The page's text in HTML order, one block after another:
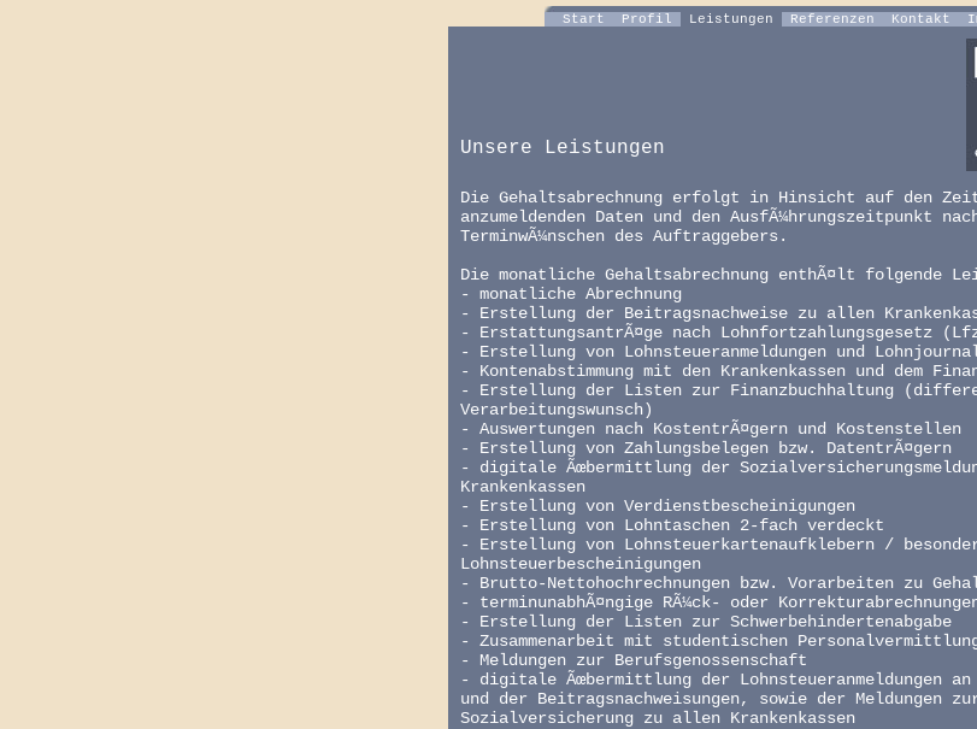
Start Profil Leistungen Referenzen Kontakt
Unsere Leistungen
Die Gehaltsabrechnung erfolgt in Hinsicht auf den
anzumeldenden Daten und den AusfÃ¼hrungszeitpunkt
TerminwÃ¼nschen des Auftraggebers.
Die monatliche Gehaltsabrechnung enthÃ¤lt folgende
- monatliche Abrechnung
- Erstellung der Beitragsnachweise zu allen
- ErstattungsantrÃ¤ge nach Lohnfortzahlungsgesetz
- Erstellung von Lohnsteueranmeldungen und
- Kontenabstimmung mit den Krankenkassen und dem
- Erstellung der Listen zur Finanzbuchhaltung
Verarbeitungswunsch)
- Auswertungen nach KostentrÃ¤gern und Kostenstellen
- Erstellung von Zahlungsbelegen bzw. DatentrÃ¤gern
- digitale Ãœbermittlung der
Krankenkassen
- Erstellung von Verdienstbescheinigungen
- Erstellung von Lohntaschen 2-fach verdeckt
- Erstellung von Lohnsteuerkartenaufklebern /
Lohnsteuerbescheinigungen
- Brutto-Nettohochrechnungen bzw. Vorarbeiten zu
- terminunabhÃ¤ngige RÃ¼ck- oder
- Erstellung der Listen zur Schwerbehindertenabgabe
- Zusammenarbeit mit studentischen
- Meldungen zur Berufsgenossenschaft
- digitale Ãœbermittlung der Lohnsteueranmeldungen an
und der Beitragsnachweisungen, sowie der Meldungen
Sozialversicherung zu allen Krankenkassen